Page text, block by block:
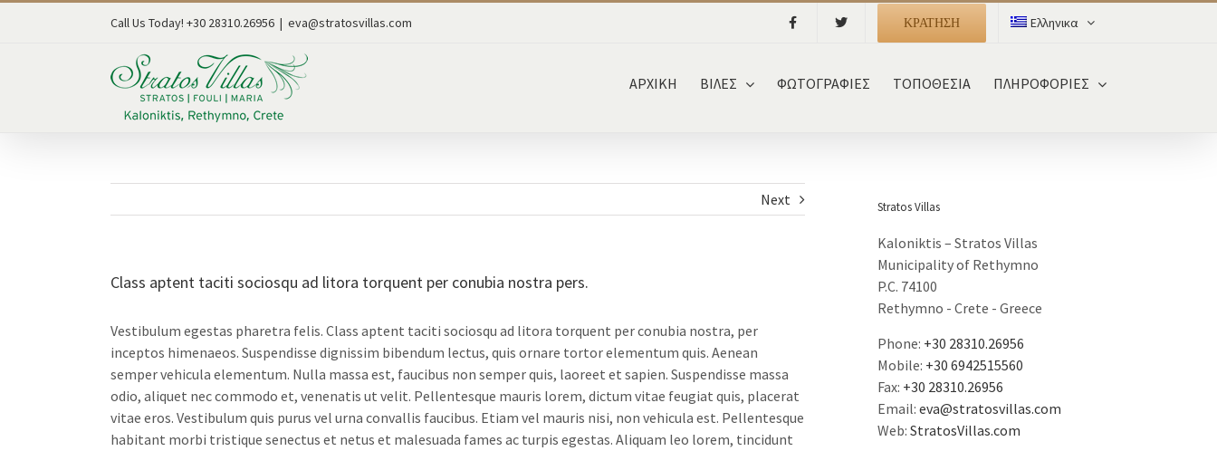
Call Us Today! +30 28310.26956 | eva@stratosvillas.com ΚΡΑΤΗΣΗ Ελληνικα
ΑΡΧΙΚΗ ΒΙΛΕΣ ΦΩΤΟΓΡΑΦΙΕΣ ΤΟΠΟΘΕΣΙΑ ΠΛΗΡΟΦΟΡΙΕΣ
Next
Class aptent taciti sociosqu ad litora torquent per conubia nostra pers.
Vestibulum egestas pharetra felis. Class aptent taciti sociosqu ad litora torquent per conubia nostra, per
inceptos himenaeos. Suspendisse dignissim bibendum lectus, quis ornare tortor elementum quis. Aenean
semper vehicula elementum. Nulla massa est, faucibus non semper quis, laoreet et sapien. Suspendisse massa
odio, aliquet nec commodo et, venenatis ut velit. Pellentesque mauris lorem, dictum vitae feugiat quis, placerat
vitae eros. Vestibulum quis purus vel urna convallis faucibus. Etiam vel mauris nisi, non vehicula est. Pellentesque
habitant morbi tristique senectus et netus et malesuada fames ac turpis egestas. Aliquam leo lorem, tincidunt
Stratos Villas
Kaloniktis – Stratos Villas
Municipality of Rethymno
P.C. 74100
Rethymno - Crete - Greece
Phone: +30 28310.26956
Mobile: +30 6942515560
Fax: +30 28310.26956
Email: eva@stratosvillas.com
Web: StratosVillas.com